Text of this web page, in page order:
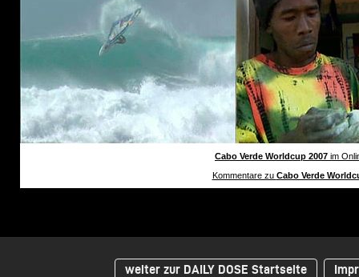
Cabo Verde Worldcup 2007 im
Kommentare zu Cabo Verde
weiter zur DAILY DOSE Startseite